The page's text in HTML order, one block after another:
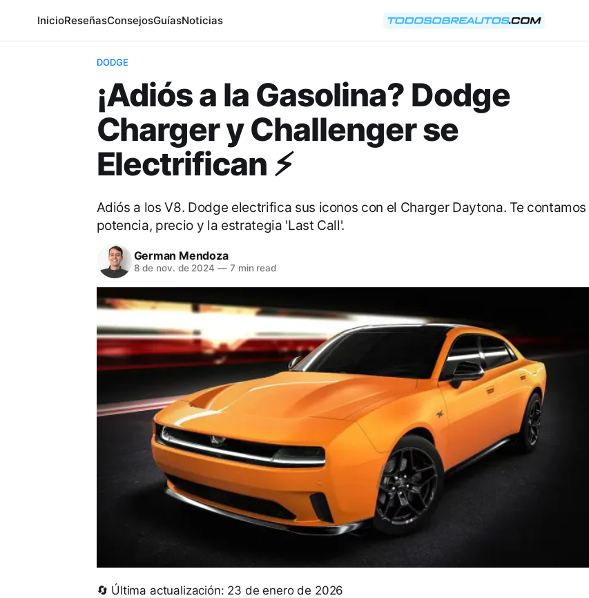
InicioReseñasConsejosGuíasNoticias
DODGE
¡Adiós a la Gasolina? Dodge
Charger y Challenger se
Electrifican ⚡️
Adiós a los V8. Dodge electrifica sus iconos con el Charger Daytona. Te contamos
potencia, precio y la estrategia 'Last Call'.
German Mendoza
8 de nov. de 2024 —7 min read
🔄 Última actualización: 23 de enero de 2026